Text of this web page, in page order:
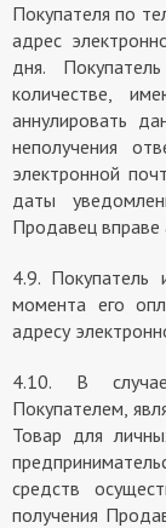
Покупателя по
адрес
дня.
количестве,
аннулировать
неполучения
электронной
даты
Продавец вправе
4.9. Покупатель
момента его
адресу
4.10. В случае
Покупателем,
Товар для
средств
получения